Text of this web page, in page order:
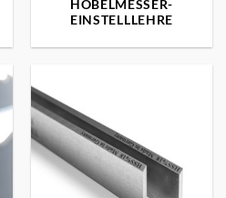
HOBELMESSER-
EINSTELLLEHRE